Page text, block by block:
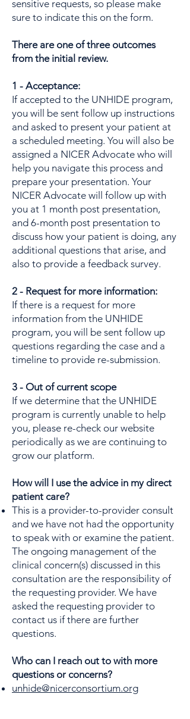
sensitive requests, so please make
sure to indicate this on the form.
There are one of three outcomes
from the initial review.
1 - Acceptance:
If accepted to the UNHIDE program,
you will be sent follow up instructions
and asked to present your patient at
a scheduled meeting. You will also be
assigned a NICER Advocate who will
help you navigate this process and
prepare your presentation. Your
NICER Advocate will follow up with
you at 1 month post presentation,
and 6-month post presentation to
discuss how your patient is doing, any
additional questions that arise, and
also to provide a feedback survey.
2 - Request for more information:
If there is a request for more
information from the UNHIDE
program, you will be sent follow up
questions regarding the case and a
timeline to provide re-submission.
3 - Out of current scope
If we determine that the UNHIDE
program is currently unable to help
you, please re-check our website
periodically as we are continuing to
grow our platform.
How will I use the advice in my direct
patient care?​
This is a provider-to-provider consult
and we have not had the opportunity
to speak with or examine the patient.
The ongoing management of the
clinical concern(s) discussed in this
consultation are the responsibility of
the requesting provider. We have
asked the requesting provider to
contact us if there are further
questions.
Who can I reach out to with more
questions or concerns?
unhide@nicerconsortium.org